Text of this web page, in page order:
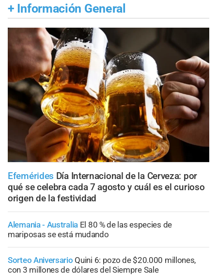
+ Información General
Efemérides Día Internacional de la Cerveza: por
qué se celebra cada 7 agosto y cuál es el curioso
origen de la festividad
Alemania - Australia El 80 % de las especies de
mariposas se está mudando
Sorteo Aniversario Quini 6: pozo de $20.000 millones,
con 3 millones de dólares del Siempre Sale